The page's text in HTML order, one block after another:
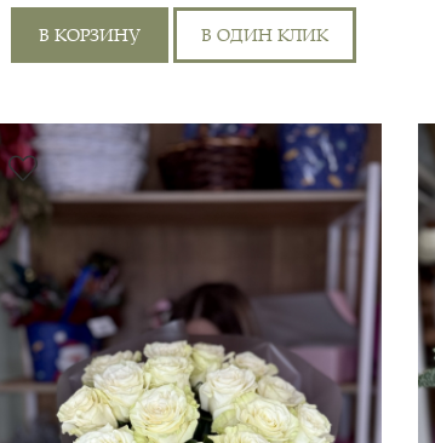
РОЗА КУСТОВАЯ 50СМ
4ШТ, ХРИЗАНТЕМА
ОДНОГОЛОВАЯ 1ШТ,
ХРИЗАНТЕМА КУСТОВАЯ
1ШТ, АЛЬСТРОМЕРИЯ 2ШТ,
ГОРТЕ...
55 СМ
50 СМ
В КОРЗИНУ В ОДИН КЛИК